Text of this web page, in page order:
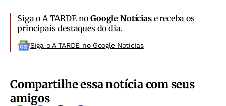
Siga o A TARDE noGoogle Notíciase receba os
principais destaques do dia.
Siga o A TARDE no Google Noticias
Compartilhe essa notícia com seus
amigos